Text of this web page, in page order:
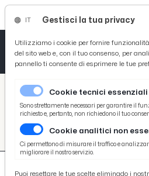
/ Picenotime
/ #gruppo-
#GRUPPO-
Gestisci la tua privacy
Utilizziamo i cookie per fornire
del sito web e, con il tuo consenso, per
pannello ti consente di esprimere le tue
Cookie tecnici essenziali
Sono strettamente necessari per garantire il
richiesto e, pertanto, non richiedono il tuo
Cookie analitici non
Ci permettono di misurare il traffico e
migliorare il nostro servizio.
Puoi resettare le tue scelte eliminado i
Tutto News
Tutto Sport
Basket
Ciclismo
Tutto Curiosità